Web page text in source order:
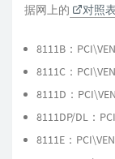
据网上的
对照表
8111B：
8111C：
8111D：
8111DP/DL：
8111E：